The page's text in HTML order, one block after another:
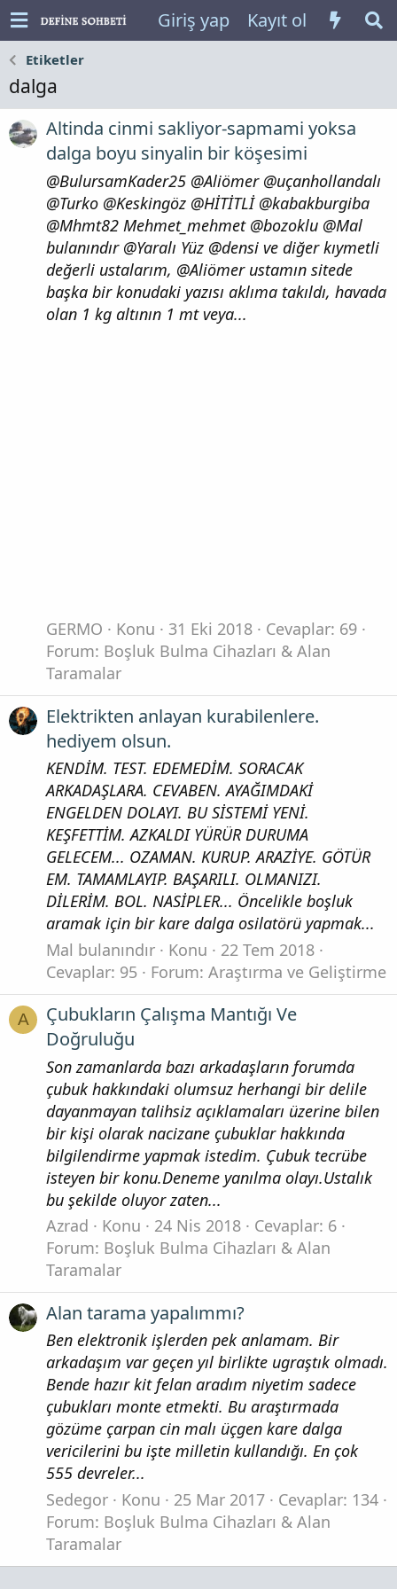
Giriş yap Kayıt ol
Etiketler
dalga
Altinda cinmi sakliyor-sapmami yoksa
dalga boyu sinyalin bir köşesimi
@BulursamKader25 @Aliömer @uçanhollandalı
@Turko @Keskingöz @HİTİTLİ @kabakburgiba
@Mhmt82 Mehmet_mehmet @bozoklu @Mal
bulanındır @Yaralı Yüz @densi ve diğer kıymetli
değerli ustalarım, @Aliömer ustamın sitede
başka bir konudaki yazısı aklıma takıldı, havada
olan 1 kg altının 1 mt veya...
GERMO Konu 31 Eki 2018
Cevaplar: 69
Forum: Boşluk Bulma Cihazları & Alan
Taramalar
Elektrikten anlayan kurabilenlere.
hediyem olsun.
KENDİM. TEST. EDEMEDİM. SORACAK
ARKADAŞLARA. CEVABEN. AYAĞIMDAKİ
ENGELDEN DOLAYI. BU SİSTEMİ YENİ.
KEŞFETTİM. AZKALDI YÜRÜR DURUMA
GELECEM... OZAMAN. KURUP. ARAZİYE. GÖTÜR
EM. TAMAMLAYIP. BAŞARILI. OLMANIZI.
DİLERİM. BOL. NASİPLER... Öncelikle boşluk
aramak için bir kare dalga osilatörü yapmak...
Mal bulanındır
Konu
22 Tem 2018
Cevaplar: 95
Forum: Araştırma ve Geliştirme
A
Çubukların Çalışma Mantığı Ve
Doğruluğu
Son zamanlarda bazı arkadaşların forumda
çubuk hakkındaki olumsuz herhangi bir delile
dayanmayan talihsiz açıklamaları üzerine bilen
bir kişi olarak nacizane çubuklar hakkında
bilgilendirme yapmak istedim. Çubuk tecrübe
isteyen bir konu.Deneme yanılma olayı.Ustalık
bu şekilde oluyor zaten...
Azrad
Konu 24 Nis 2018
Cevaplar: 6
Forum: Boşluk Bulma Cihazları & Alan
Taramalar
Alan tarama yapalımmı?
Ben elektronik işlerden pek anlamam. Bir
arkadaşım var geçen yıl birlikte ugraştık olmadı.
Bende hazır kit felan aradım niyetim sadece
çubukları monte etmekti. Bu araştırmada
gözüme çarpan cin malı üçgen kare dalga
vericilerini bu işte milletin kullandığı. En çok
555 devreler...
Sedegor
Konu 25 Mar 2017
Cevaplar: 134
Forum: Boşluk Bulma Cihazları & Alan
Taramalar